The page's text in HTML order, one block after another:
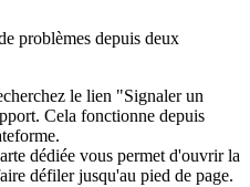
problèmes depuis deux
le lien "Signaler un
Cela fonctionne depuis
dédiée vous permet d'ouvrir la
défiler jusqu'au pied de page.